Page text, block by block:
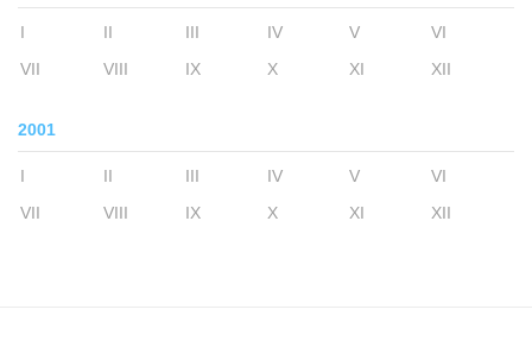
I II III IV V
VI
VII
VIII IX X XI XII
2001
I II III IV V
VI
VII
VIII IX X XI XII